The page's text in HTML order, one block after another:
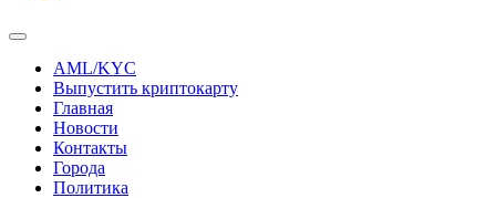
AML/KYC
Выпустить криптокарту
Главная
Новости
Контакты
Города
Политика